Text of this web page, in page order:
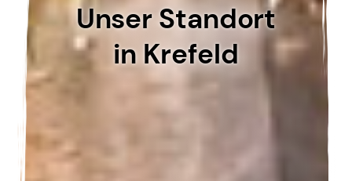
Unser Standort
in Krefeld